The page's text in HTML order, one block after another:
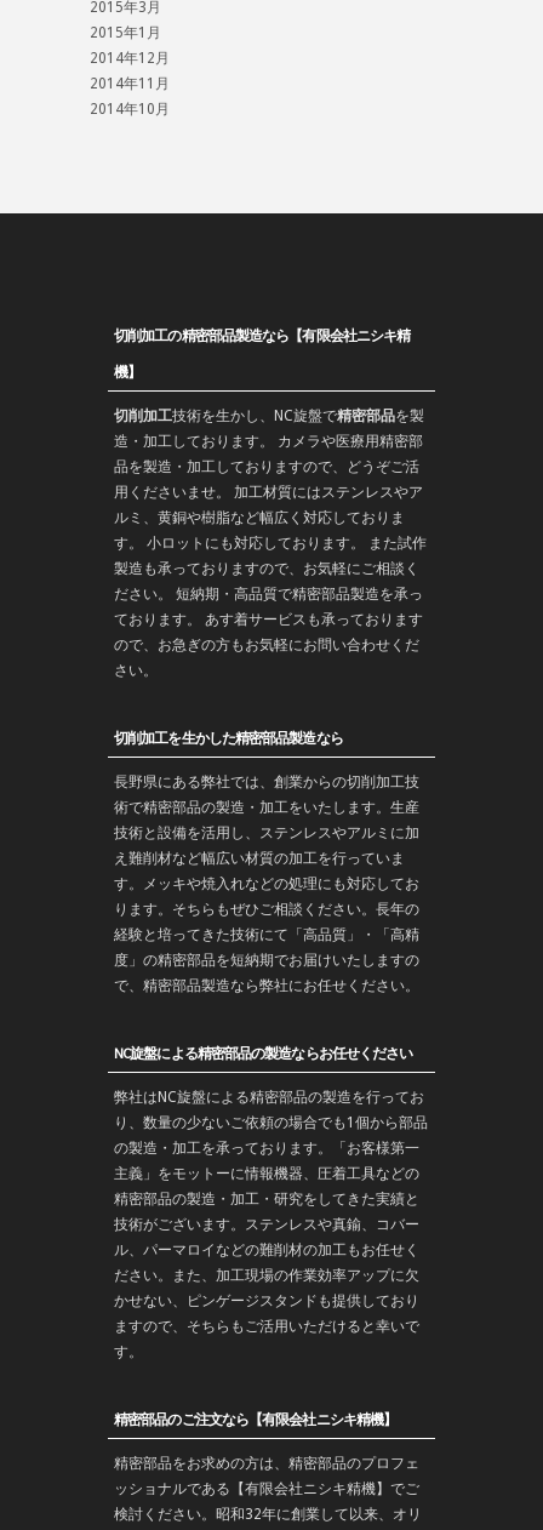
2015年3月
2015年1月
2014年12月
2014年11月
2014年10月
切削加工の精密部品製造なら【有限会社ニシキ精
機】
切削加工技術を生かし、 NC旋盤で精密部品を製
造 ・加工しております。 カメラや医療用精密部
品を製造・加工しておりますので、どうぞご活
用くださいませ。 加工材質にはステンレスやア
ルミ、黄銅や樹脂など幅広く対応しておりま
す。 小ロットにも対応しております。 また試作
製造 も承っておりますので、お気軽にご相談く
ださい。 短納期・高品質で精密部品製造を承っ
ております。 あす着サービスも承っております
ので、お急ぎの方もお気軽にお問い合わせくだ
さい。
切削加工を生かした精密部品製造なら
長野県にある弊社では、創業からの切削加工技
術で精密部品の製造・ 加工をいたします。生産
技術と設備を活用し、ステンレスやアルミに加
え難削材など幅広い材質の加工を行っていま
す。メッキや焼入れなどの処理にも対応してお
ります。そちらもぜひご相談ください。長年の
経験と培ってきた技術にて「高品質」・「高精
度」の精密部品を短納期でお届けいたしますの
で、精密部品製造なら弊社にお任せください。
NC旋盤による精密部品の製造ならお任せください
弊社はNC旋盤による精密部品の製造を行ってお
り、数量の少ないご依頼の場合でも1個から部品
の製造・加工を承っております。「お客様第一
主義」をモットーに情報機器、圧着工具などの
精密部品の製造・ 加工 ・ 研究をしてきた実績と
技術がございます。 ステンレスや真鍮、コバー
ル、パーマロイなどの難削材の加工もお任せく
ださい。また、加工現場の作業効率アップに欠
かせない、ピンゲージスタンドも提供しており
ますので、そちらもご活用いただけると幸いで
す。
精密部品のご注文なら【有限会社ニシキ精機】
精密部品をお求めの方は、精密部品のプロフェ
ッショナルである【有限会社ニシキ精機】でご
検討ください。昭和32年に創業して以来、オリ